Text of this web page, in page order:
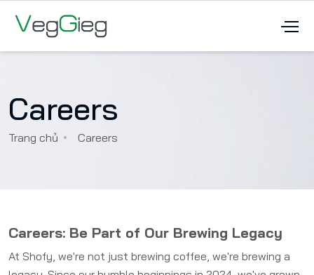
Careers
Trang chủ Careers
Careers: Be Part of Our Brewing Legacy
At Shofy, we're not just brewing coffee, we're brewing a